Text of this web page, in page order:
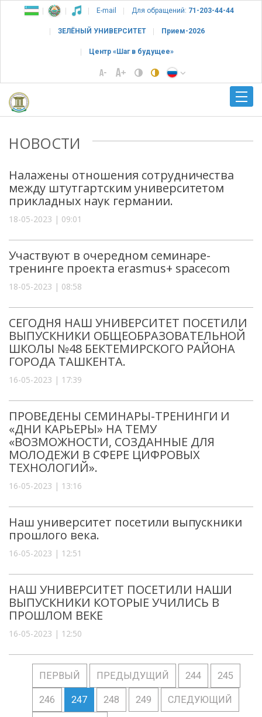
E-mail Для обращений: 71-203-44-44
ЗЕЛЁНЫЙ УНИВЕРСИТЕТ Прием-2026
Центр «Шаг в будущее»
НОВОСТИ
Налажены отношения сотрудничества
между штутгартским университетом
прикладных наук германии.
18-05-2023 | 09:01
Участвуют в очередном семинаре-
тренинге проекта erasmus+ spacecom
18-05-2023 | 08:58
СЕГОДНЯ НАШ УНИВЕРСИТЕТ ПОСЕТИЛИ
ВЫПУСКНИКИ ОБЩЕОБРАЗОВАТЕЛЬНОЙ
ШКОЛЫ №48 БЕКТЕМИРСКОГО РАЙОНА
ГОРОДА ТАШКЕНТА.
16-05-2023 | 17:39
ПРОВЕДЕНЫ СЕМИНАРЫ-ТРЕНИНГИ И
«ДНИ КАРЬЕРЫ» НА ТЕМУ
«ВОЗМОЖНОСТИ, СОЗДАННЫЕ ДЛЯ
МОЛОДЕЖИ В СФЕРЕ ЦИФРОВЫХ
ТЕХНОЛОГИЙ».
16-05-2023 | 13:16
Наш университет посетили выпускники
прошлого века.
16-05-2023 | 12:51
НАШ УНИВЕРСИТЕТ ПОСЕТИЛИ НАШИ
ВЫПУСКНИКИ КОТОРЫЕ УЧИЛИСЬ В
ПРОШЛОМ ВЕКЕ
16-05-2023 | 12:50
ПЕРВЫЙ ПРЕДЫДУЩИЙ 244 245
246 247 248 249 СЛЕДУЮЩИЙ